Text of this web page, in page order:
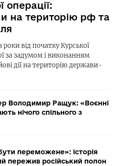
операції:
на територію рф та
від початку Курської
за задумом і виконанням
дії на територію держави-
Володимир Ращук: «Воєнні
нічого спільного з
переможене»: історія
пережив російський полон